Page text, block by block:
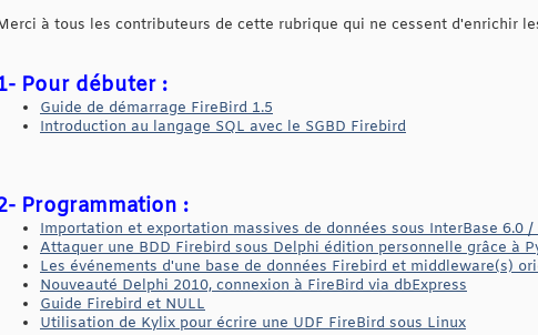
à tous les contributeurs de cette rubrique qui ne cessent d'enrichir
Pour débuter :
Guide de démarrage FireBird 1.5
Introduction au langage SQL avec le SGBD Firebird
Programmation :
Importation et exportation massives de données sous InterBase 6.0 /
Attaquer une BDD Firebird sous Delphi édition personnelle grâce à
Les événements d'une base de données Firebird et middleware(s)
Nouveauté Delphi 2010, connexion à FireBird via dbExpress
Guide Firebird et NULL
Utilisation de Kylix pour écrire une UDF FireBird sous Linux